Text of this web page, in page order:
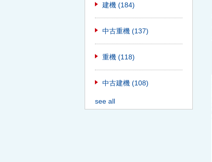
建機 (184)
中古重機 (137)
重機 (118)
中古建機 (108)
see all